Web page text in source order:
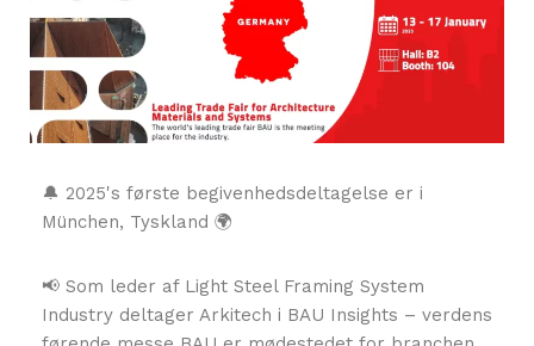
🔔 2025's første begivenhedsdeltagelse er i
München, Tyskland 🌍
📢 Som leder af Light Steel Framing System
Industry deltager Arkitech i BAU Insights – verdens